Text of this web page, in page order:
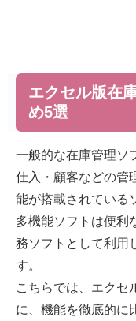
エクセル版在
め5選
一般的な在庫管理ソ
仕入・顧客などの管
能が搭載されている
多機能ソフトは便利
務ソフトとして利用
す。
こちらでは、エクセ
に、機能を徹底的に